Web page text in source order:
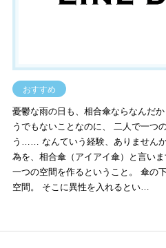
おすすめ
憂鬱な雨の日も、相合傘ならなんだ
うでもないことなのに、 二人で一つ
う…… なんていう経験、ありません
為を、相合傘（アイアイ傘）と言い
一つの空間を作るということ。 傘の
空間。 そこに異性を入れるとい…